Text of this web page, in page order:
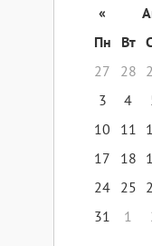
«
Пн
Вт
27
28
3
4
10
11
17
18
24 25
31
1